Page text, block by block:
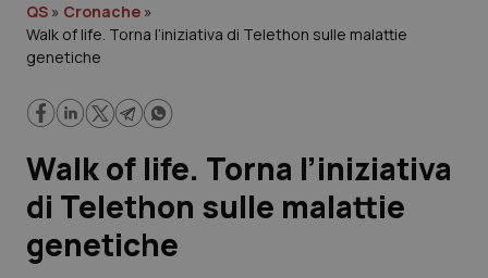
Governo e Parlamento
Regioni e Asl
Lavoro e Professioni
Scienza e Farmaci
Studi e Analisi
QS » Cronache »
Walk of life. Torna l’iniziativa di Telethon sulle malattie
genetiche
Walk of life. Torna l’iniziativa
di Telethon sulle malattie
genetiche